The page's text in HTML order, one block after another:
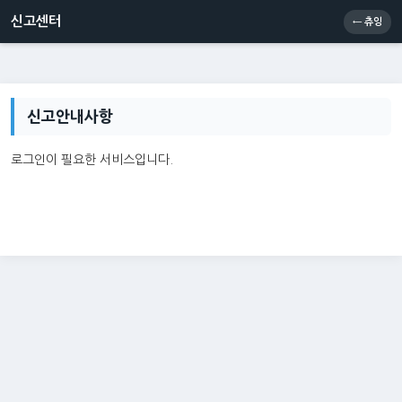
신고센터 메인
신고센터 ← 츄잉
신고안내사항
로그인이 필요한 서비스입니다.